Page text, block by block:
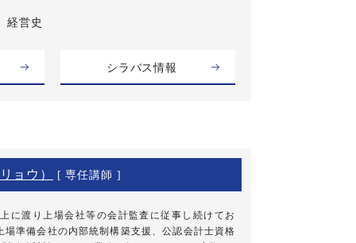
経営史
シラバス情報
ョウ） [ 専任講師 ]
に渡り上場会社等の会計監査に従事し続けてお
場準備会社の内部統制構築支援、公認会計士資格